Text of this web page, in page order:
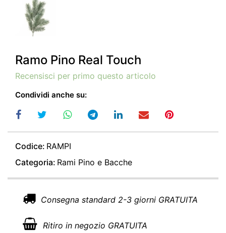
Ramo Pino Real Touch
Recensisci per primo questo articolo
Condividi anche su:
Codice: RAMPI
Categoria: Rami Pino e Bacche
Consegna standard 2-3 giorni GRATUITA
Ritiro in negozio GRATUITA